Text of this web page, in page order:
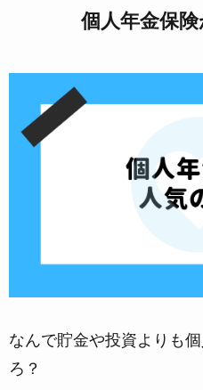
個人年金保
なんで貯金や投資よりも
ろ？